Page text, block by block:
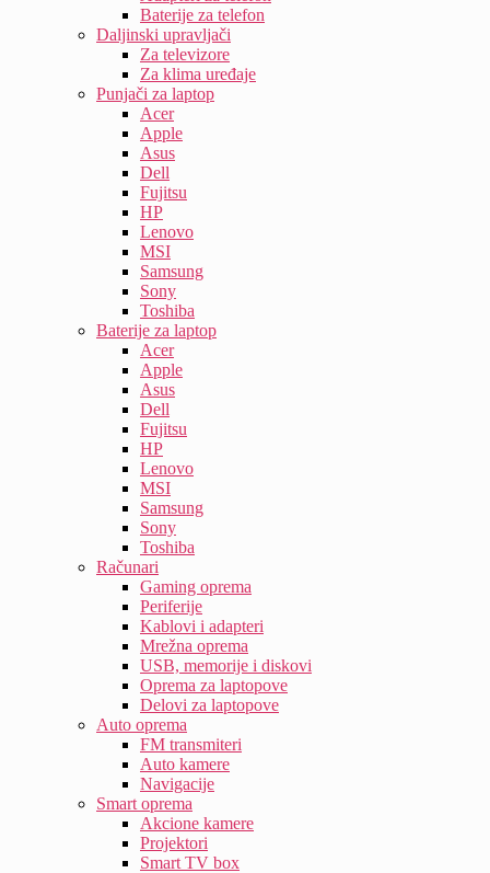
Baterije za telefon
Daljinski upravljači
Za televizore
Za klima uređaje
Punjači za laptop
Acer
Apple
Asus
Dell
Fujitsu
HP
Lenovo
MSI
Samsung
Sony
Toshiba
Baterije za laptop
Acer
Apple
Asus
Dell
Fujitsu
HP
Lenovo
MSI
Samsung
Sony
Toshiba
Računari
Gaming oprema
Periferije
Kablovi i adapteri
Mrežna oprema
USB, memorije i diskovi
Oprema za laptopove
Delovi za laptopove
Auto oprema
FM transmiteri
Auto kamere
Navigacije
Smart oprema
Akcione kamere
Projektori
Smart TV box